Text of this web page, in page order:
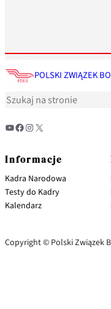
POLSKI ZWIĄZEK
S
z
k
jYouTube Facebook Instagram X
Informacje
Kadra Narodowa
Testy do Kadry
Kalendarz
Copyright © Polski Związek